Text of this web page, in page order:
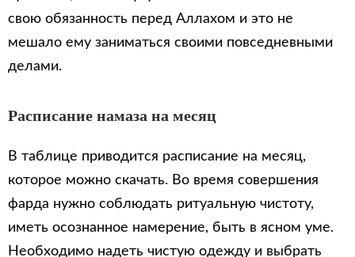
свою обязанность перед Аллахом и это не
мешало ему заниматься своими повседневными
делами.
Расписание намаза на месяц
В таблице приводится расписание на месяц,
которое можно скачать. Во время совершения
фарда нужно соблюдать ритуальную чистоту,
иметь осознанное намерение, быть в ясном уме.
Необходимо надеть чистую одежду и выбрать